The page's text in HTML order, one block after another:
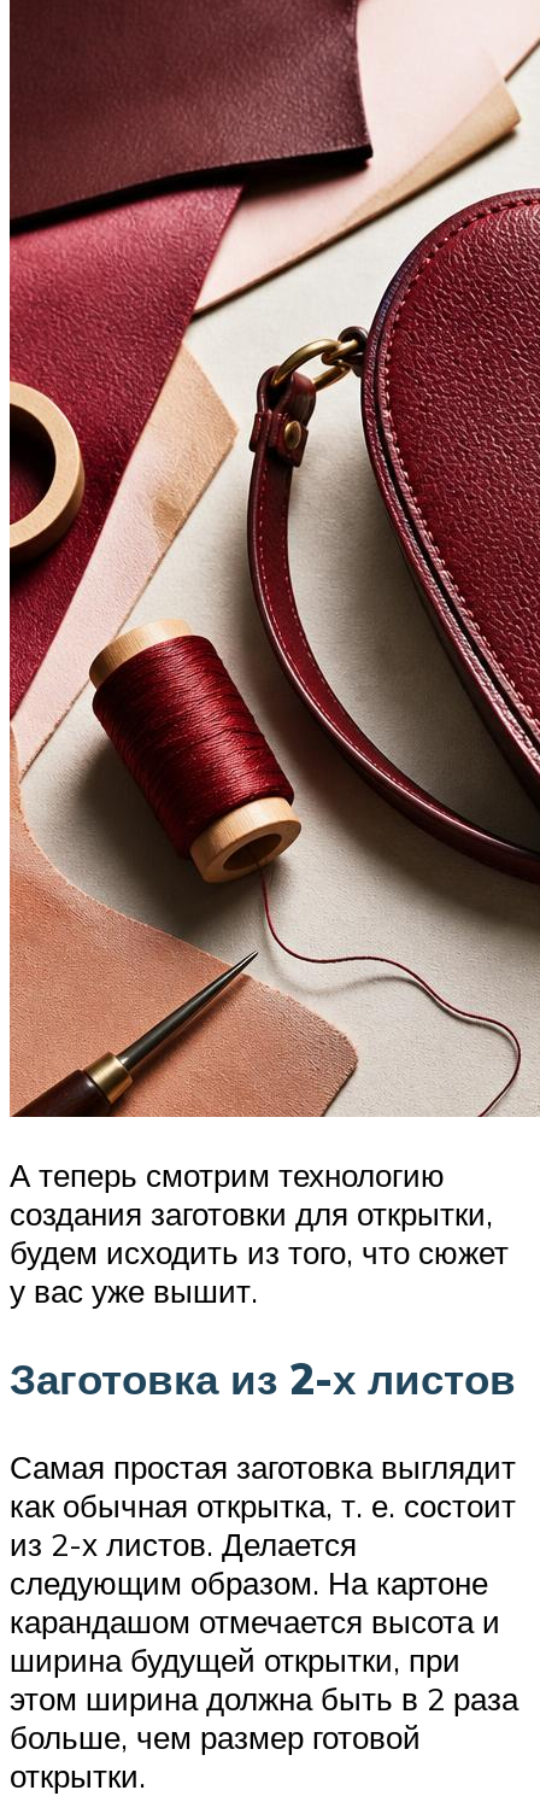
А теперь смотрим технологию
создания заготовки для открытки,
будем исходить из того, что сюжет
у вас уже вышит.
Заготовка из 2-х листов
Самая простая заготовка выглядит
как обычная открытка, т. е. состоит
из 2-х листов. Делается
следующим образом. На картоне
карандашом отмечается высота и
ширина будущей открытки, при
этом ширина должна быть в 2 раза
больше, чем размер готовой
открытки.